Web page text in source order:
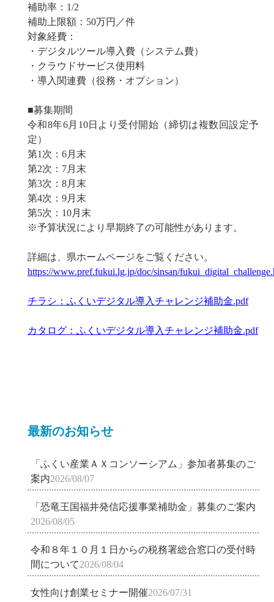
補助率：1/2
補助上限額：50万円／件
対象経費：
・デジタルツール導入費（システム費）
・クラウドサービス使用料
・導入関連費（役務・オプション）
■募集期間
令和8年6月10日より受付開始（締切は複数回設定予
定）
第1次：6月末
第2次：7月末
第3次：8月末
第4次：9月末
第5次：10月末
※予算状況により早期終了の可能性があります。
詳細は、県ホームページをご覧ください。
https://www.pref.fukui.lg.jp/doc/sinsan/
チラシ：ふくいデジタル導入チャレンジ補助金.pdf
カタログ：ふくいデジタル導入チャレンジ補助金.pdf
最新のお知らせ
「ふくい産業ＡＸコンソーシアム」参加者募集のご
案内2026/08/07
「恐竜王国福井発信応援事業補助金」募集のご案内
2026/08/05
令和８年１０月１日からの税務署総合窓口の受付時
間について2026/08/04
女性向け創業セミナー開催2026/07/31